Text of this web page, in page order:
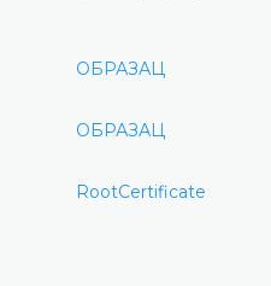
ОБРАЗАЦ
ОБРАЗАЦ
RootCertificate